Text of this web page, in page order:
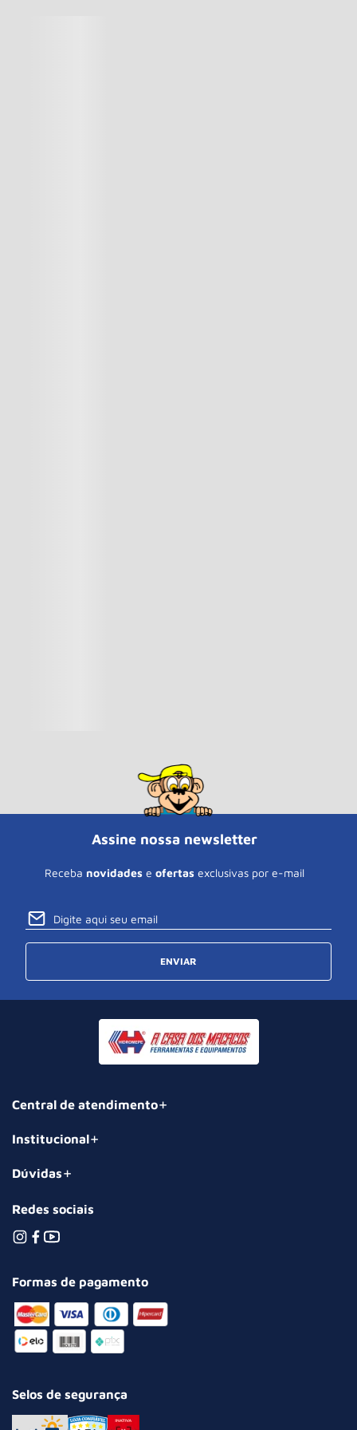
Assine nossa newsletter
Receba novidades e ofertas exclusivas por e-mail
ENVIAR
Central de atendimento
Institucional
Dúvidas
Redes sociais
Formas de pagamento
Selos de segurança